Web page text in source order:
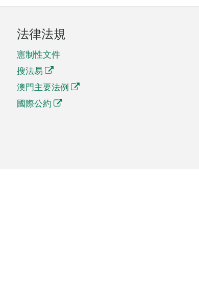
法律法規
憲制性文件
搜法易
澳門主要法例
國際公約